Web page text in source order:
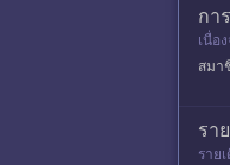
กา
เนื่อ
สมา
รา
ราย